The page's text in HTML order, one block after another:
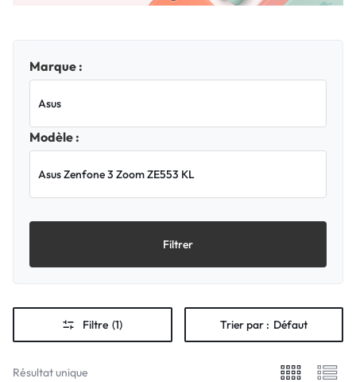
Marque :
Modèle :
Filtrer
Filtre (1) Trier par : Défaut
Résultat unique